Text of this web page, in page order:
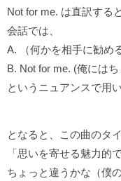
Not for me. は直訳する
会話では、
A. （何かを相手に勧め
B. Not for me. (俺にはち
というニュアンスで用
となると、この曲のタ
「思いを寄せる魅力的
ちょっと違うかな（僕